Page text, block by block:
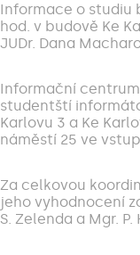
Informace o studiu
hod. v budově Ke
JUDr. Dana
Informační
studentští
Karlovu 3 a Ke
náměstí 25 ve
Za celkovou
jeho vyhodnocení
S. Zelenda a Mgr. P.